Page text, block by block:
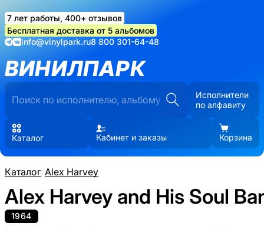
7 лет работы, 400+ отзывов
Бесплатная доставка от 5 альбомов
info@vinylpark.ru8 800 301-64-48
ВИНИЛПАРК
Исполнители
по алфавиту
Каталог Кабинет и заказы Корзина
Каталог/Alex Harvey
Alex Harvey and His Soul
1964